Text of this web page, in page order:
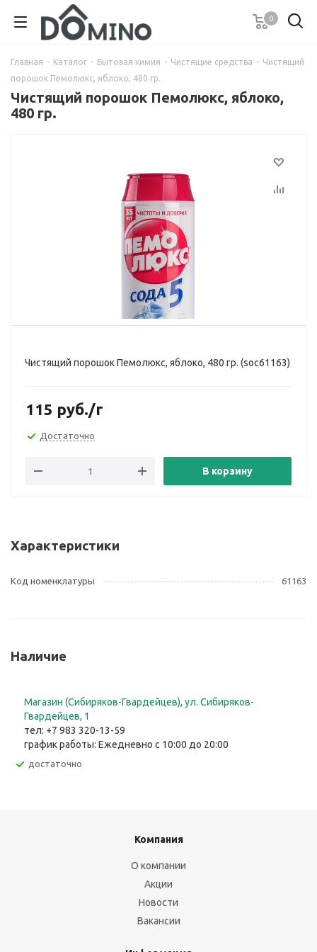
0
Главная - Каталог - Бытовая химия - Чистящие средства - Чистящий
порошок Пемолюкс, яблоко, 480 гр.
Чистящий порошок Пемолюкс, яблоко,
480 гр.
Чистящий порошок Пемолюкс, яблоко, 480 гр. (soc61163)
115 руб./г
Достаточно
В корзину
Характеристики
Код номенклатуры 61163
Наличие
Магазин (Сибиряков-Гвардейцев), ул. Сибиряков-
Гвардейцев, 1
тел: +7 983 320-13-59
график работы: Ежедневно с 10:00 до 20:00
Достаточно
Компания
О компании
Акции
Новости
Вакансии